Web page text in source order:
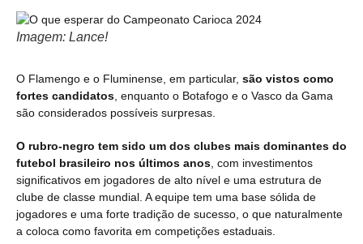
Imagem: Lance!
O Flamengo e o Fluminense, em particular, são vistos como
fortes candidatos , enquanto o Botafogo e o Vasco da Gama
são considerados possíveis surpresas.
O rubro-negro tem sido um dos clubes mais dominantes do
futebol brasileiro nos últimos anos , com investimentos
significativos em jogadores de alto nível e uma estrutura de
clube de classe mundial. A equipe tem uma base sólida de
jogadores e uma forte tradição de sucesso, o que naturalmente
a coloca como favorita em competições estaduais.